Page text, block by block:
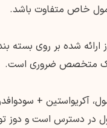
خاص متفاوت باشد.
ارائه شده بر روی بسته
متخصص ضروری است.
آکریواستین +
در دسترس است و دوز